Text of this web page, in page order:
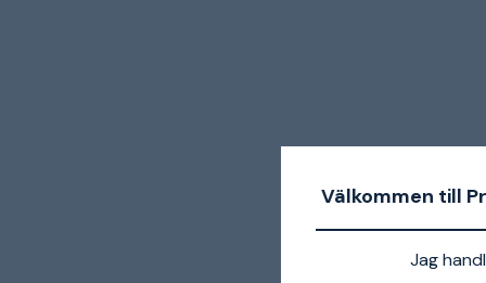
Välkommen till
Jag